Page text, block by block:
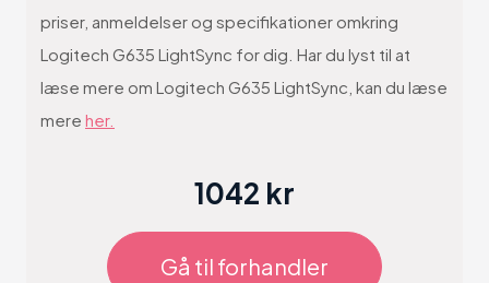
priser, anmeldelser og specifikationer omkring
Logitech G635 LightSync for dig. Har du lyst til at
læse mere om Logitech G635 LightSync, kan du læse
mere her.
1042 kr
Gå til forhandler